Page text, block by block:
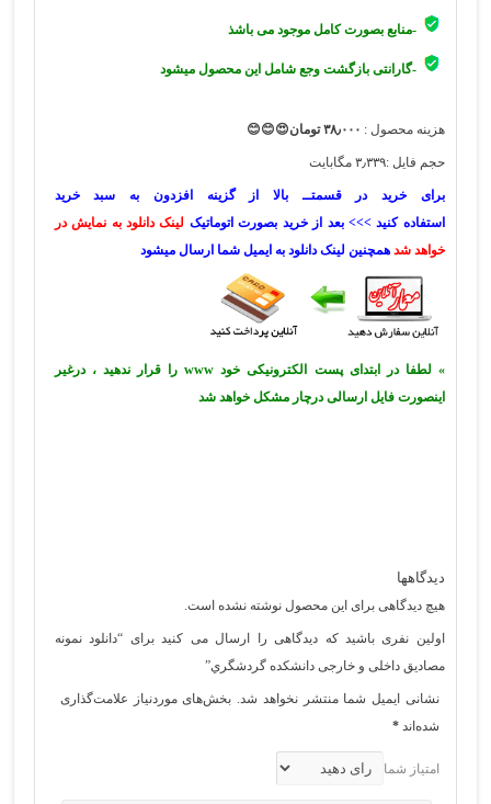
-منابع بصورت کامل موجود می باشذ
-گارانتی بازگشت وجع شامل این محصول میشود
هزینه محصول : ۳۸٫۰۰۰تومان😍😊😊
حجم فایل :۳٫۳۳۹ مگابایت
برای خرید در قسمتــ بالا از گزینه افزدون به سبد خرید
استفاده کنید >>> بعد از خرید بصورت اتوماتیک لینک دانلود به نمایش در
خواهد شد همچنین لینک دانلود به ایمیل شما ارسال میشود
» لطفا در ابتدای پست الکترونیکی خود www را قرار ندهید ، درغیر
اینصورت فایل ارسالی درچار مشکل خواهد شد
دیدگاهها
هیچ دیدگاهی برای این محصول نوشته نشده است.
اولین نفری باشید که دیدگاهی را ارسال می کنید برای “دانلود نمونه
مصادیق داخلی و خارجی دانشكده گردشگري”
نشانی ایمیل شما منتشر نخواهد شد. بخش‌های موردنیاز علامت‌گذاری
شده‌اند*
امتیاز شما